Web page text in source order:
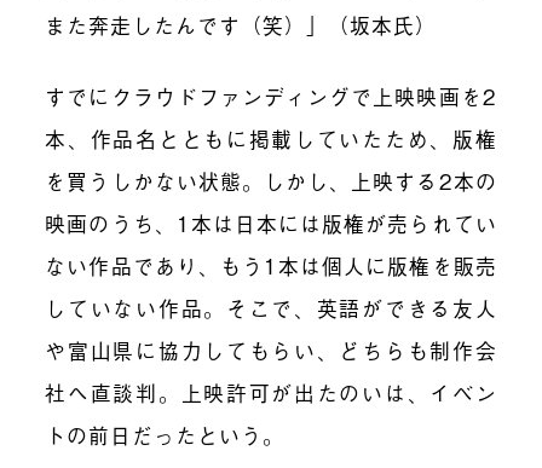
また奔走したんです（笑）」（坂本氏）
すでにクラウドファンディングで上映映画を2
本、作品名とともに掲載していたため、版権
を買うしかない状態。しかし、上映する2本の
映画のうち、1本は日本には版権が売られてい
ない作品であり、もう1本は個人に版権を販売
していない作品。そこで、英語ができる友人
や富山県に協力してもらい、どちらも制作会
社へ直談判。上映許可が出たのいは、イベン
トの前日だったという。